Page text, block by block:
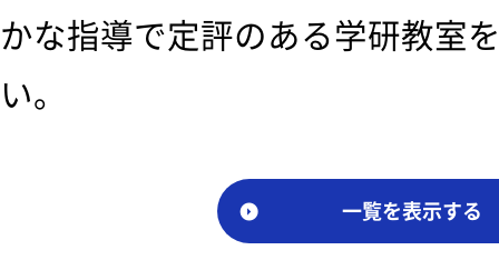
かな指導で定評のある学研教室
い。
一覧を表示する